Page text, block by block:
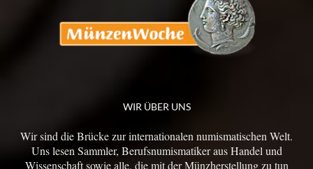
WIR ÜBER UNS
Wir sind die Brücke zur internationalen numismatischen Welt.
Uns lesen Sammler, Berufsnumismatiker aus Handel und
Wissenschaft sowie alle, die mit der Münzherstellung zu tun